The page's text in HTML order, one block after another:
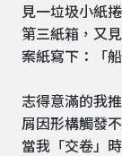
見一垃圾小紙
第三紙箱，又
案紙寫下：「
志得意滿的我
屑因形構觸發
當我「交卷」